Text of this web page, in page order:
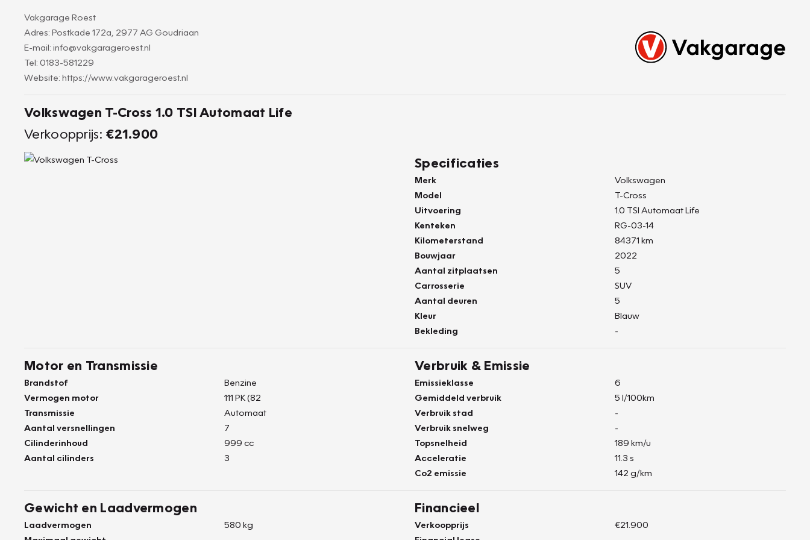
Vakgarage Roest
Adres: Postkade 172a, 2977 AG Goudriaan
E-mail: info@vakgarageroest.nl
Tel: 0183-581229
Website: https://www.vakgarageroest.nl
Volkswagen T-Cross 1.0 TSI Automaat Life
Verkoopprijs: €21.900
Specificaties
Merk
Volkswagen
Model
T-Cross
Uitvoering
1.0 TSI Automaat Life
Kenteken
RG-03-14
Kilometerstand
84371 km
Bouwjaar
2022
Aantal zitplaatsen
5
Carrosserie
SUV
Aantal deuren
5
Kleur
Blauw
Bekleding
-
Motor en Transmissie
Brandstof
Benzine
Vermogen motor
111 PK (82
Transmissie
Automaat
Aantal versnellingen
7
Cilinderinhoud
999 cc
Aantal cilinders
3
Verbruik & Emissie
Emissieklasse
6
Gemiddeld verbruik
5 l/100km
Verbruik stad
-
Verbruik snelweg
-
Topsnelheid
189 km/u
Acceleratie
11.3 s
Co2 emissie
142 g/km
Gewicht en Laadvermogen
Laadvermogen
580 kg
Financieel
Verkoopprijs
€21.900